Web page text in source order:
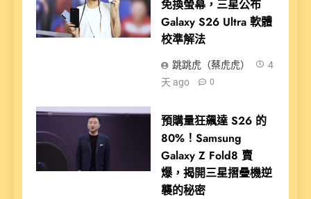
免換螢幕，三星公布
Galaxy S26 Ultra 軟體
校準解法
跳跳虎（蔡虎虎）
4
天 ago
0
預購量狂飆達 S26 的
80%！Samsung
Galaxy Z Fold8 賣
爆，揭開三星摺疊機逆
襲的秘密